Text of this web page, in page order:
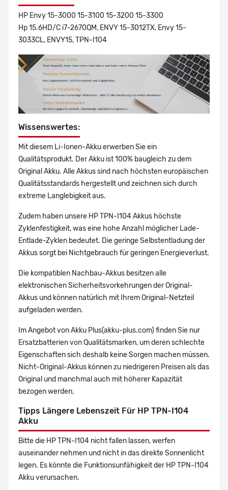
HP Envy 15-3000 15-3100 15-3200 15-3300
Hp 15.6HD/C i7-2670QM, ENVY 15-3012TX, Envy 15-
3033CL, ENVY15, TPN-I104
Wissenswertes:
Mit diesem Li-Ionen-Akku erwerben Sie ein
Qualitätsprodukt. Der Akku ist 100% baugleich zu dem
Original Akku. Alle Akkus sind nach höchsten europäischen
Qualitätsstandards hergestellt und zeichnen sich durch
extreme Langlebigkeit aus.
Zudem haben unsere HP TPN-I104 Akkus höchste
Zyklenfestigkeit, was eine hohe Anzahl möglicher Lade-
Entlade-Zyklen bedeutet. Die geringe Selbstentladung der
Akkus sorgt bei Nichtgebrauch für geringen Energieverlust.
Die kompatiblen Nachbau-Akkus besitzen alle
elektronischen Sicherheitsvorkehrungen der Original-
Akkus und können natürlich mit Ihrem Original-Netzteil
aufgeladen werden.
Im Angebot von Akku Plus(akku-plus.com) finden Sie nur
Ersatzbatterien von Qualitätsmarken, um deren schlechte
Eigenschaften sich deshalb keine Sorgen machen müssen.
Nicht-Original-Akkus können zu niedrigeren Preisen als das
Original und manchmal auch mit höherer Kapazität
bezogen werden.
Tipps Längere Lebenszeit Für HP TPN-I104
Akku
Bitte die HP TPN-I104 nicht fallen lassen, werfen
auseinander nehmen und nicht in das direkte Sonnenlicht
legen. Es könnte die Funktionsunfähigkeit der HP TPN-I104
Akku verursachen.